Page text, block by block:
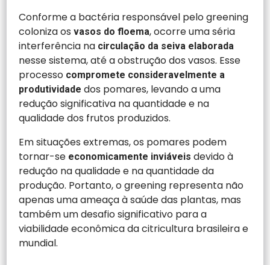
Conforme a bactéria responsável pelo greening
coloniza osvasos do floema, ocorre uma séria
interferência na circulação da seiva elaborada
nesse sistema, até a obstrução dos vasos. Esse
processo compromete consideravelmente a
produtividadedos pomares, levando a uma
redução significativa na quantidade e na
qualidade dos frutos produzidos.
Em situações extremas, os pomares podem
tornar-se economicamente inviáveisdevido à
redução na qualidade e na quantidade da
produção. Portanto, o greening representa não
apenas uma ameaça à saúde das plantas, mas
também um desafio significativo para a
viabilidade econômica da citricultura brasileira e
mundial.